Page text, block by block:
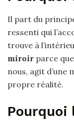
Il part du
ressenti qui
trouve à
miroir parce
nous, agit d’une
propre réalité.